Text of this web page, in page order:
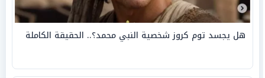
هل يجسد توم كروز شخصية النبي محمد؟.. الحقيقة الكاملة